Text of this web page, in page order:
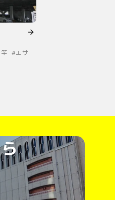
竿 #エサ